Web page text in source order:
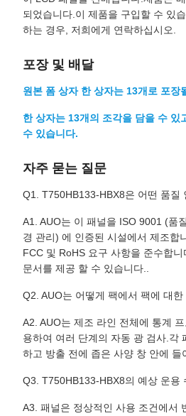
되었습니다.이 제품을 구입할 수 있
하는 경우, 저희에게 연락하십시오.
포장 및 배달
원본 폼 상자 한 상자는 13개로 포장
한 상자는 13개의 조각을 담을 수 있
수 있습니다.
자주 묻는 질문
Q1. T750HB133-HBX8은 어떤 품질
A1. AUO는 이 패널을 ISO 9001 (품
경 관리) 에 인증된 시설에서 제조합
FCC 및 RoHS 요구 사항을 준수합
문서를 제공 할 수 있습니다..
Q2. AUO는 어떻게 팩에서 팩에 대
A2. AUO는 제조 라인 전체에 통계
용하여 여러 단계의 자동 광 검사.각
하고 방출 전에 좁은 사양 창 안에 들
Q3. T750HB133-HBX8의 예상 운용
A3. 패널은 정상적인 사용 조건에서